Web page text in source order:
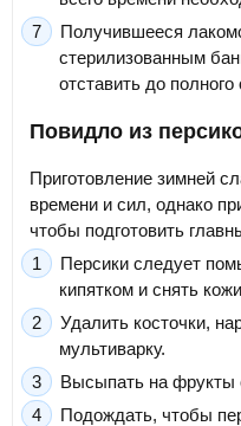
Получившееся
стерилизованным
отставить до
Повидло из
Приготовление зимней
времени и сил, однако
чтобы подготовить
Персики следует
кипятком и снять
Удалить косточки,
мультиварку.
Высыпать на фрукты
Подождать, чтобы